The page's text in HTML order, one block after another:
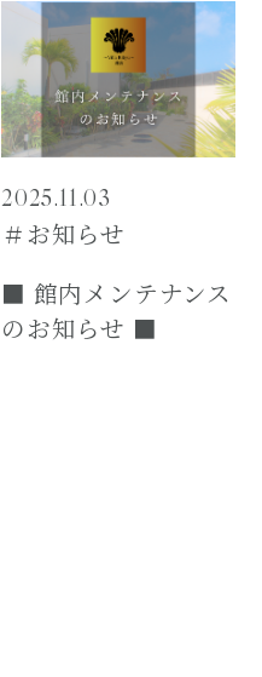
2025.11.03
＃お知らせ
■ 館内メンテナンス
のお知らせ ■